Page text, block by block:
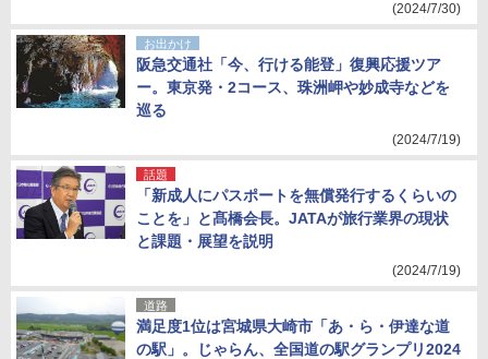
(2024/7/30)
お出かけ
阪急交通社「今、行ける能登」復興応援ツア
ー。東京発・2コース、珠洲岬や妙成寺などを
巡る
(2024/7/19)
話題
「新成人にパスポートを無償発行するくらいの
ことを」と髙橋会長。JATAが旅行業界の現状
と課題・展望を説明
(2024/7/19)
道路
満足度1位は宮城県大崎市「あ・ら・伊達な道
の駅」。じゃらん、全国道の駅グランプリ2024